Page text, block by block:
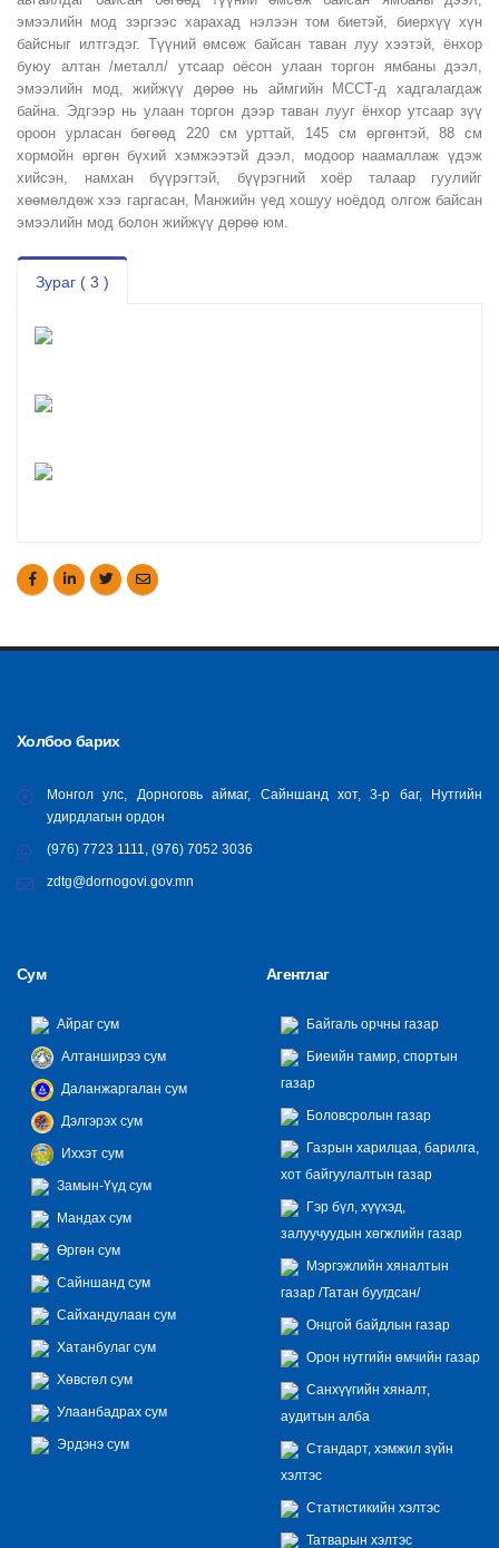
эмээлийн мод зэргээс харахад нэлээн том биетэй, биерхүү хүн
байсныг илтгэдэг. Түүний өмсөж байсан таван луу хээтэй, ёнхор
буюу алтан /металл/ утсаар оёсон улаан торгон ямбаны дээл,
эмээлийн мод, жийжүү дөрөө нь аймгийн МССТ-д хадгалагдаж
байна. Эдгээр нь улаан торгон дээр таван лууг ёнхор утсаар зүү
ороон урласан бөгөөд 220 см урттай, 145 см өргөнтэй, 88 см
хормойн өргөн бүхий хэмжээтэй дээл, модоор наамаллаж үдэж
хийсэн, намхан бүүрэгтэй, бүүрэгний хоёр талаар гуулийг
хөөмөлдөж хээ гаргасан, Манжийн үед хошуу ноёдод олгож байсан
эмээлийн мод болон жийжүү дөрөө юм.
Зураг ( 3 )
Холбоо барих
Монгол улс, Дорноговь аймаг, Сайншанд хот, 3-р баг, Нутгийн
удирдлагын ордон
(976) 7723 1111, (976) 7052 3036
zdtg@dornogovi.gov.mn
Сум
Айраг сум
Алтанширээ сум
Даланжаргалан сум
Дэлгэрэх сум
Иххэт сум
Замын-Үүд сум
Мандах сум
Өргөн сум
Сайншанд сум
Сайхандулаан сум
Хатанбулаг сум
Хөвсгөл сум
Улаанбадрах сум
Эрдэнэ сум
Агентлаг
Байгаль орчны газар
Биеийн тамир, спортын
газар
Боловсролын газар
Газрын харилцаа, барилга,
хот байгуулалтын газар
Гэр бүл, хүүхэд,
залуучуудын хөгжлийн газар
Мэргэжлийн хяналтын
газар /Татан буугдсан/
Онцгой байдлын газар
Орон нутгийн өмчийн газар
Санхүүгийн хяналт,
аудитын алба
Стандарт, хэмжил зүйн
хэлтэс
Статистикийн хэлтэс
Татварын хэлтэс